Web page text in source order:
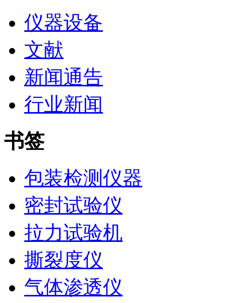
仪器设备
文献
新闻通告
行业新闻
书签
包装检测仪器
密封试验仪
拉力试验机
撕裂度仪
气体渗透仪